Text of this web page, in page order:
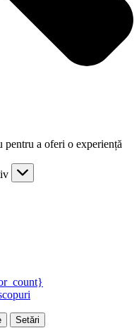
a oferi o experiență
Setări